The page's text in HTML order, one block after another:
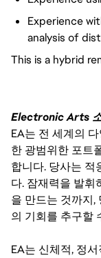
Experience
analysis of
This is a hybrid
Electronic Arts
EA는 전 세계의
한 광범위한 포트
합니다. 당사는 적
다. 잠재력을 발휘
을 만드는 것까지,
의 기회를 추구할
EA는 신체적, 정